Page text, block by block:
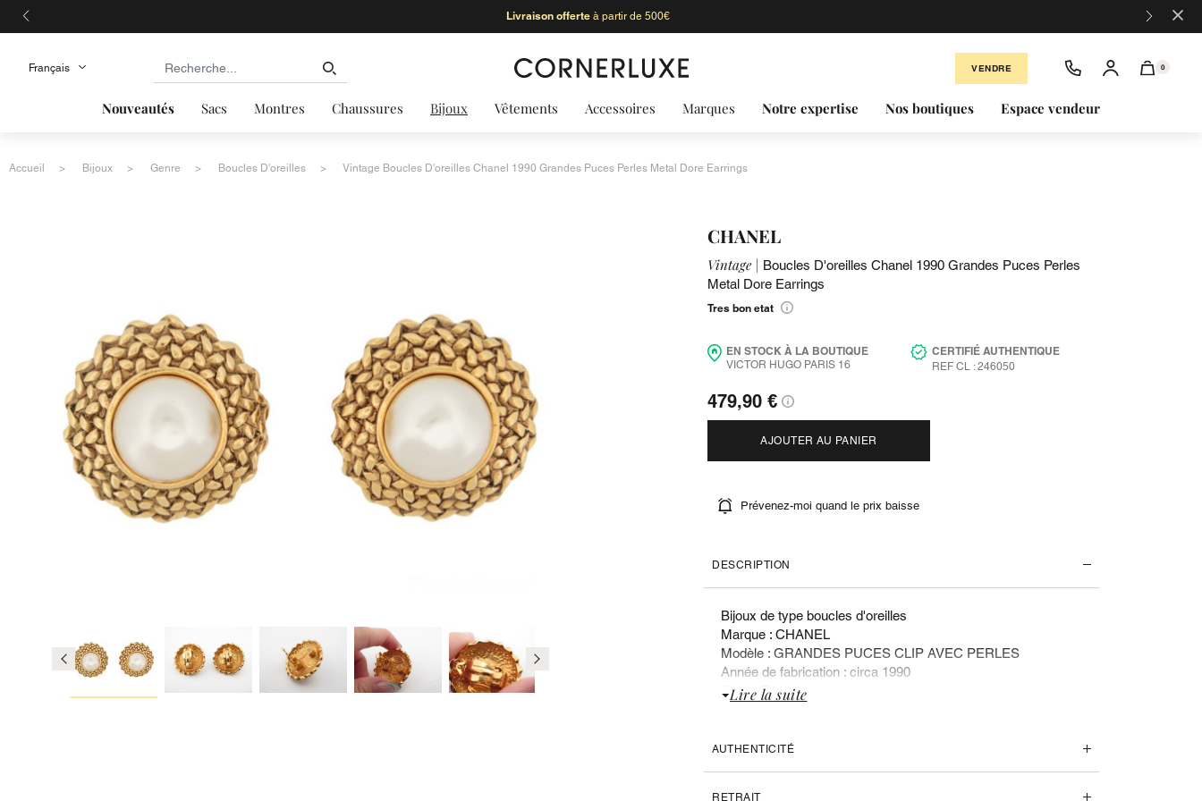
Livraison offerteà partir de 500€ ×
VENDRE 0
Nouveautés Sacs Montres Chaussures Bijoux Vêtements Accessoires Marques Notre expertise Nos boutiques Espace vendeur
Accueil Bijoux Genre Boucles D'oreilles Vintage Boucles D'oreilles Chanel 1990 Grandes Puces Perles Metal Dore Earrings
CHANEL
Vintage |
Boucles D'oreilles Chanel 1990 Grandes Puces Perles
Metal Dore Earrings
Tres bon etat
EN STOCK À LA BOUTIQUE
VICTOR HUGO PARIS 16
CERTIFIÉ AUTHENTIQUE
REF CL : 246050
479,90 €
AJOUTER AU PANIER
Prévenez-moi quand le prix baisse
DESCRIPTION
Bijoux de type boucles d'oreilles
Marque : CHANEL
Modèle : GRANDES PUCES CLIP AVEC PERLES
Année de fabrication : circa 1990
Sexe : Femme
Aucun
Lire la suite
AUTHENTICITÉ
RETRAIT